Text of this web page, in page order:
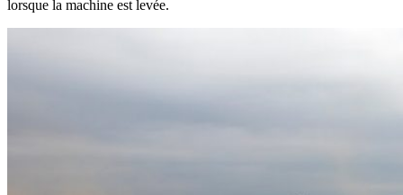
lorsque la machine est levée.